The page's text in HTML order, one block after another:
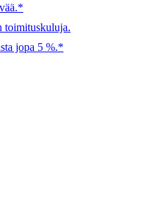
toimituskuluja.
jopa 5 %.*